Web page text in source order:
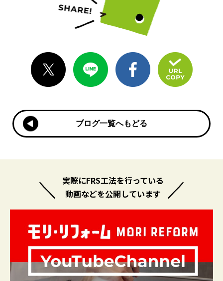
ブログ一覧へもどる
ブログ一覧へもどる
実際にFRS工法を行っている
動画などを公開しています